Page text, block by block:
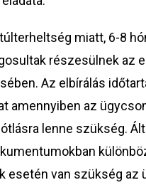
miatt, 6-8
részesülnek az
Az elbírálás
amennyiben az
lenne szükség.
esetén van szükség az